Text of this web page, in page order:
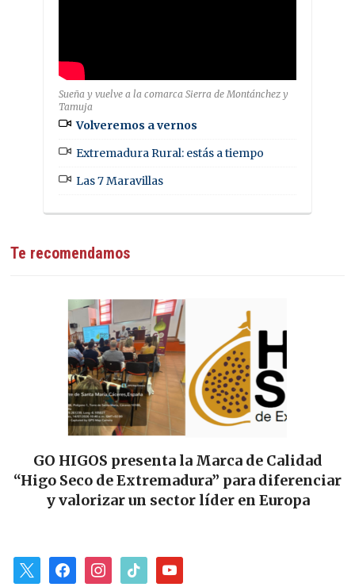
Sueña y vuelve a la comarca Sierra de Montánchez y
Tamuja
Volveremos a vernos
Extremadura Rural: estás a tiempo
Las 7 Maravillas
Te recomendamos
GO HIGOS presenta la Marca de Calidad
“Higo Seco de Extremadura” para diferenciar
y valorizar un sector líder en Europa
facebookinstagram
tiktok youtube